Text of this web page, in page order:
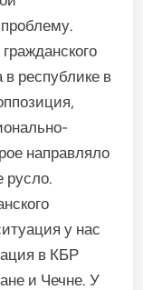
республике в
направляло
русло.
у нас
в КБР
и Чечне. У